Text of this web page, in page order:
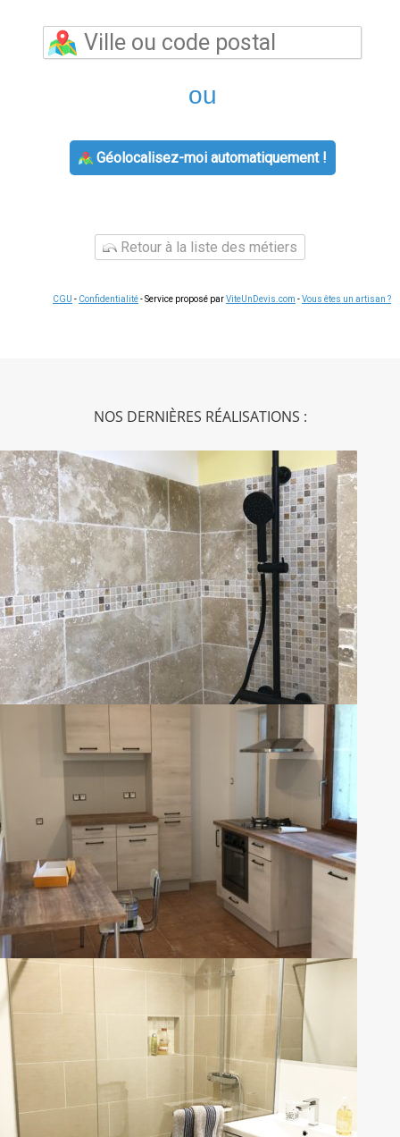
ou
Géolocalisez-moi automatiquement !
Retour à la liste des métiers
CGU - Confidentialité- Service proposé parViteUnDevis.com -Vous êtes un artisan ?
NOS DERNIÈRES RÉALISATIONS :